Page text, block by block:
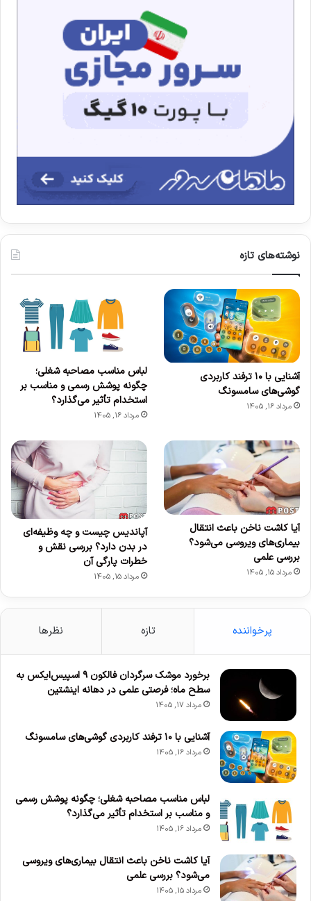
نوشته‌های تازه
آشنایی با ۱۰ ترفند کاربردی
گوشی‌های سامسونگ
مرداد 16, 1405
لباس مناسب مصاحبه شغلی؛
چگونه پوشش رسمی و مناسب بر
استخدام تأثیر می‌گذارد؟
مرداد 16, 1405
آیا کاشت ناخن باعث انتقال
بیماری‌های ویروسی می‌شود؟
بررسی علمی
مرداد 15, 1405
آپاندیس چیست و چه وظیفه‌ای
در بدن دارد؟ بررسی نقش و
خطرات پارگی آن
مرداد 15, 1405
پرخواننده تازه نظرها
برخورد موشک سرگردان فالکون ۹ اسپیس‌ایکس به
سطح ماه؛ فرصتی علمی در دهانه اینشتین
مرداد 17, 1405
آشنایی با ۱۰ ترفند کاربردی گوشی‌های سامسونگ
مرداد 16, 1405
لباس مناسب مصاحبه شغلی؛ چگونه پوشش رسمی
و مناسب بر استخدام تأثیر می‌گذارد؟
مرداد 16, 1405
آیا کاشت ناخن باعث انتقال بیماری‌های ویروسی
می‌شود؟ بررسی علمی
مرداد 15, 1405